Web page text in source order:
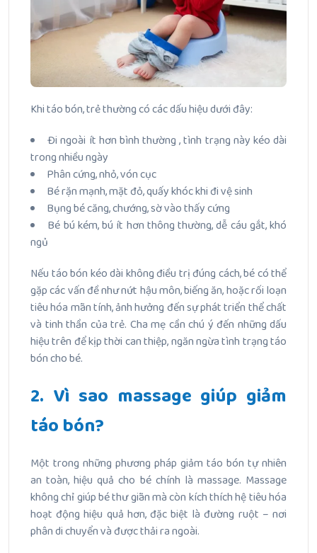
Khi táo bón, trẻ thường có các dấu hiệu dưới đây:
Đi ngoài ít hơn bình thường , tình trạng này kéo dài
trong nhiều ngày
Phân cứng, nhỏ, vón cục
Bé rặn mạnh, mặt đỏ, quấy khóc khi đi vệ sinh
Bụng bé căng, chướng, sờ vào thấy cứng
Bé bú kém, bú ít hơn thông thường, dễ cáu gắt, khó
ngủ
Nếu táo bón kéo dài không điều trị đúng cách, bé có thể
gặp các vấn đề như nứt hậu môn, biếng ăn, hoặc rối loạn
tiêu hóa mãn tính, ảnh hưởng đến sự phát triển thể chất
và tinh thần của trẻ. Cha mẹ cần chú ý đến những dấu
hiệu trên để kịp thời can thiệp, ngăn ngừa tình trạng táo
bón cho bé.
2. Vì sao massage giúp giảm
táo bón?
Một trong những phương pháp giảm táo bón tự nhiên
an toàn, hiệu quả cho bé chính là massage. Massage
không chỉ giúp bé thư giãn mà còn kích thích hệ tiêu hóa
hoạt động hiệu quả hơn, đặc biệt là đường ruột – nơi
phân di chuyển và được thải ra ngoài.